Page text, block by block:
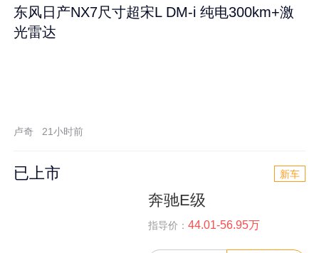
东风日产NX7尺寸超宋L DM-i 纯电300km+激
光雷达
卢奇 21小时前
已上市 新车
奔驰E级
指导价： 44.01-56.95万